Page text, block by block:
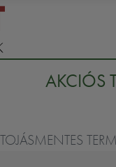
AKCIÓS